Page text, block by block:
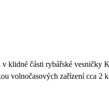
klidné části rybářské vesničky
volnočasových zařízení cca 2